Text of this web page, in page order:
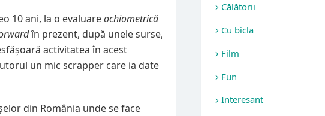
10 ani, la o evaluareochiometrică
în prezent, după unele surse,
activitatea în acest
un mic scrapper care ia date
din România unde se face
Călătorii
Cu bicla
Film
Fun
Interesant